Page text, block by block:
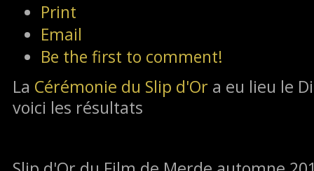
Print
Email
Be the first to comment!
La Cérémonie du Slip d'Or a eu lieu le
voici les résultats